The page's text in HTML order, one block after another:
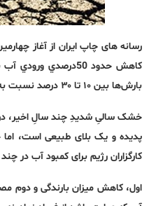
رسانه های چاپ ایران از آغاز
بارش‌ها بین ۱۰ تا ۳۰ درصد نسبت به سال گذشته کاهش داشته است.
خشک سالیِ شدیدِ چند سالِ اخیر، در
کارگزاران رژیم برای کمبود آب در
اول، کاهش میزان بارندگی و دوم